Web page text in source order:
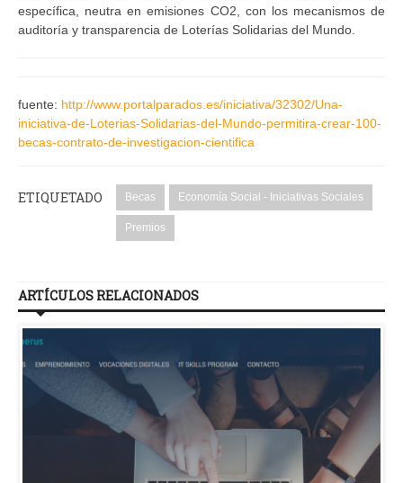
específica, neutra en emisiones CO2, con los mecanismos de
auditoría y transparencia de Loterías Solidarias del Mundo.
fuente: http://www.portalparados.es/iniciativa/32302/Una-
iniciativa-de-Loterias-Solidarias-del-Mundo-permitira-crear-100-
becas-contrato-de-investigacion-cientifica
ETIQUETADO Becas Economía Social - Iniciativas Sociales
Premios
ARTÍCULOS RELACIONADOS